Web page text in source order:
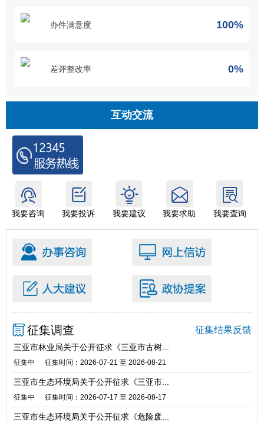
办件满意度 100%
差评整改率 0%
互动交流
我要咨询 我要投诉 我要建议 我要求助 我要查询
征集结果反馈
征集调查
三亚市林业局关于公开征求《三亚市古树...
征集中 征集时间：2026-07-21 至 2026-08-21
三亚市生态环境局关于公开征求《三亚市...
征集中 征集时间：2026-07-17 至 2026-08-17
三亚市生态环境局关于公开征求《危险废...